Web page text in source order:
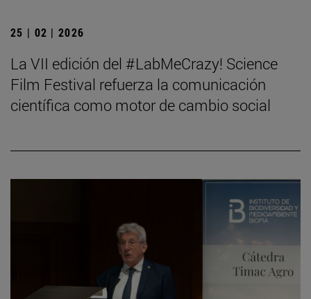
25 | 02 | 2026
La VII edición del #LabMeCrazy! Science
Film Festival refuerza la comunicación
científica como motor de cambio social